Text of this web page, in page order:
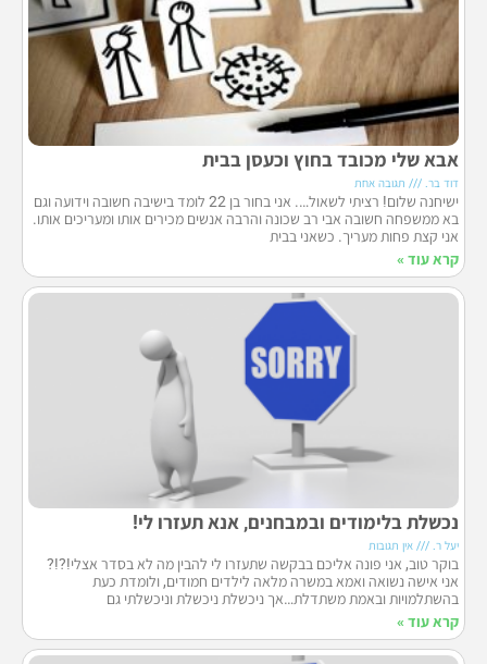
אבא שלי מכובד בחוץ וכעסן בבית
דוד בר. תגובה אחת
ישיחנה שלום! רציתי לשאול…. אני בחור בן 22 לומד בישיבה חשובה וידועה וגם
בא ממשפחה חשובה אבי רב שכונה והרבה אנשים מכירים אותו ומעריכים אותו.
אני קצת פחות מעריך. כשאני בבית
קרא עוד »
נכשלת בלימודים ובמבחנים, אנא תעזרו לי!
יעל ר. אין תגובות
בוקר טוב, אני פונה אליכם בבקשה שתעזרו לי להבין מה לא בסדר אצלי!?!?
אני אישה נשואה ואמא במשרה מלאה לילדים חמודים, ולומדת כעת
בהשתלמויות ובאמת משתדלת…אך ניכשלת ניכשלת וניכשלתי גם
קרא עוד »